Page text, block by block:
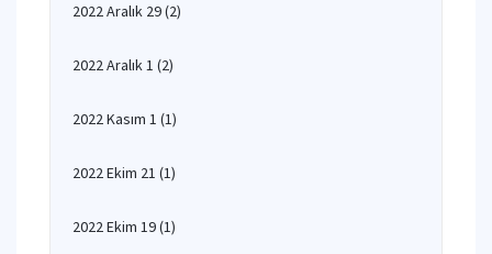
2022 Aralık 29(2)
2022 Aralık 1 (2)
2022 Kasım 1 (1)
2022 Ekim 21 (1)
2022 Ekim 19(1)